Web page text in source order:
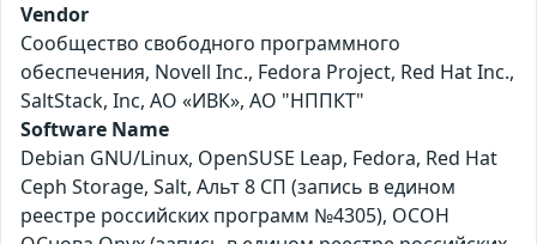
Vendor
Сообщество свободного программного
обеспечения, Novell Inc., Fedora Project, Red Hat Inc.,
SaltStack, Inc, АО «ИВК», АО "НППКТ"
Software Name
Debian GNU/Linux, OpenSUSE Leap, Fedora, Red Hat
Ceph Storage, Salt, Альт 8 СП (запись в едином
реестре российских программ №4305), ОСОН